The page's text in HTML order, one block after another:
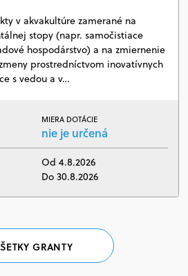
v akvakultúre zamerané na
stopy (napr. samočistiace
hospodárstvo) a na zmiernenie
prostredníctvom inovatívnych
s vedou a v…
MIERA DOTÁCIE
nie je určená
Od 4.8.2026
Do 30.8.2026
GRANTY